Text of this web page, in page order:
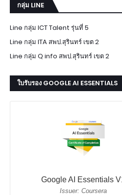
กลุ่ม LINE
Line กลุ่ม ICT Talent รุ่นที่ 5
Line กลุ่ม ITA สพป.สุรินทร์ เขต 2
Line กลุ่ม Q info สพป.สุรินทร์ เขต 2
ใบรับรอง GOOGLE AI ESSENTIALS